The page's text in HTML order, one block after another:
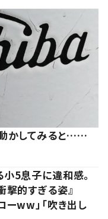
かしてみると……
5息子に違和感。
撃的すぎる姿』
ーww」「吹き出し